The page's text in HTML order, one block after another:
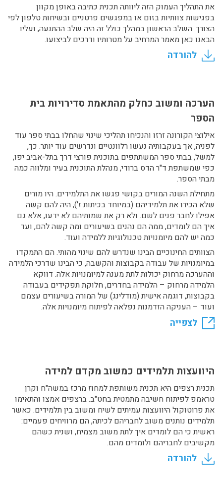
את התהליך העמוק הזה ליוותה תכנית כתיבה באופן מקוון
בפגישות צוותיות בזום או במפגשים פרטניים ובשיחות טלפון לפי
הצורך. השלב הראשון במהלך כולל זה היה שלב ההתנעה, ועליו
הבאנו כאן מאמר המרחיב על מטרותיו ודרכים לביצועו.
להורדה
הערכה ומשוב כחלק מהתאמת סדירויות בית
הספר
אילוצי הקורונה זרזו והנכיחו תהליכי שינוי שהחלו בבתי ספר עוד
לפניה, אך בעקבותיה נעשו רלוונטיים ונדרשים עוד יותר. כך,
למשל, בבתי ספר המשתתפים בתוכנית פורצי דרך בתל-אביב יפו,
כפי שמשתפת ד"ר הדס ברודי, מנהלת התוכנית בעיר ומלווה כמה
מבתי הספר.
מתחילת השנה המורים בקושי פגשו את התלמידים. היו מורים
שלא הכירו את תלמידיהם (במיוחד בכיתות ז'), היה להם קשה
אפילו לחבר פנים לשם. ולא רק את שמותיהם לא ידעו, אלא גם
איך הם לומדים, ממה הם נהנים בשיעורים ומה קשה להם, ועד
כמה יש להם מיומנויות טכנולוגיות ללמידה ועוד.
הצוותים החינוכיים הבינו שנדרש להם שינוי מהותי. הם התמקדו
במיומנויות של עבודה בקבוצות והקשבה, כי הבינו שדרכי הלמידה
וההערכה מרחוק יכולות לתת מענה למיומנויות אלה. דווקא
הלמידה מרחוק – הלמידה בחדרים, חלוקת תפקידים בעבודה
בקבוצות, דוגמה אישית (מודלינג) של המורה בשיעורים עצמם
ועוד – העניקה הזדמנות נפלאה לפיתוח מיומנויות אלה.
לצפייה
היוועצות תלמידים כמשוב מקדם למידה
תכנית רצפים היא תכנית משותפת למחוז מרכז במשה"ח וקרן
טראמפ לפיתוח חשיבה מתמטית בחט"ב. ברצפים אמצו והתאימו
את פרוטוקול היוועצות עמיתים לשיח ומשוב בין תלמידים. כאשר
תלמידים נותנים משוב לחבריהם לכיתה, הם מרוויחים פעמיים:
ראשית כי הם לומדים איך לתת משוב מצמיח, ושנית כשהם
מקשיבים לחבריהם ולומדים מהם.
להורדה